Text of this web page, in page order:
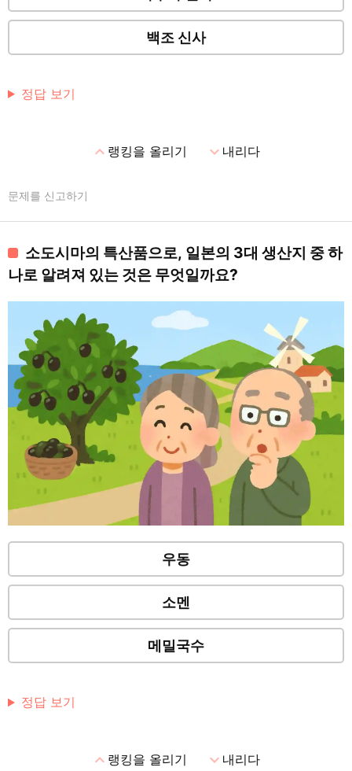
백조 신사
정답 보기
expand_less랭킹을 올리기 expand_more내리다
문제를 신고하기
소도시마의 특산품으로, 일본의 3대 생산지 중 하
나로 알려져 있는 것은 무엇일까요?
우동
소멘
메밀국수
정답 보기
expand_less랭킹을 올리기 expand_more내리다